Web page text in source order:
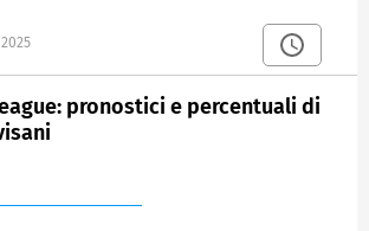
pronostici e percentuali di